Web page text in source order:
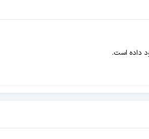
داده است.